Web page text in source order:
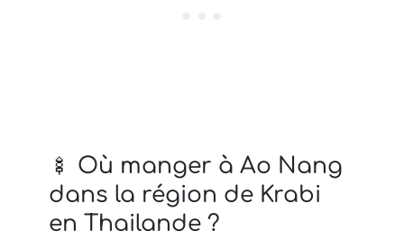
🍢 Où manger à Ao Nang
dans la région de Krabi
en Thailande ?